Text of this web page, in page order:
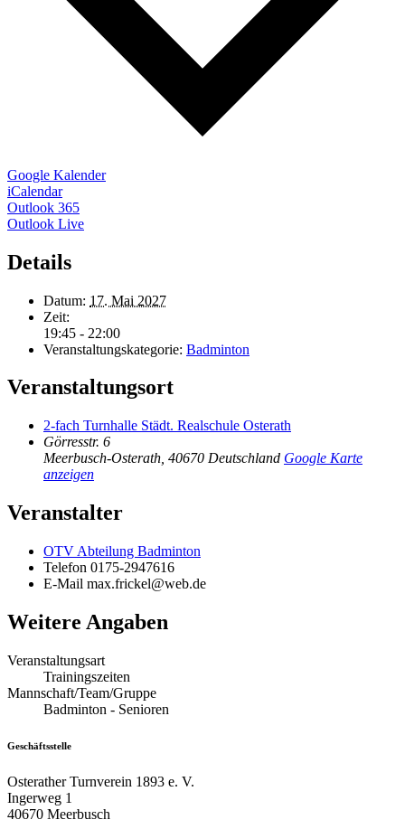
Google Kalender
iCalendar
Outlook 365
Outlook Live
Details
Datum: 17. Mai 2027
Zeit:
19:45 - 22:00
Veranstaltungskategorie: Badminton
Veranstaltungsort
2-fach Turnhalle Städt. Realschule Osterath
Görresstr. 6
Meerbusch-Osterath 40670 Deutschland Google Karte
anzeigen
Veranstalter
OTV Abteilung Badminton
Telefon 0175-2947616
E-Mail max.frickel@web.de
Weitere Angaben
Veranstaltungsart
Trainingszeiten
Mannschaft/Team/Gruppe
Badminton - Senioren
Geschäftsstelle
Osterather Turnverein 1893 e. V.
Ingerweg 1
40670 Meerbusch